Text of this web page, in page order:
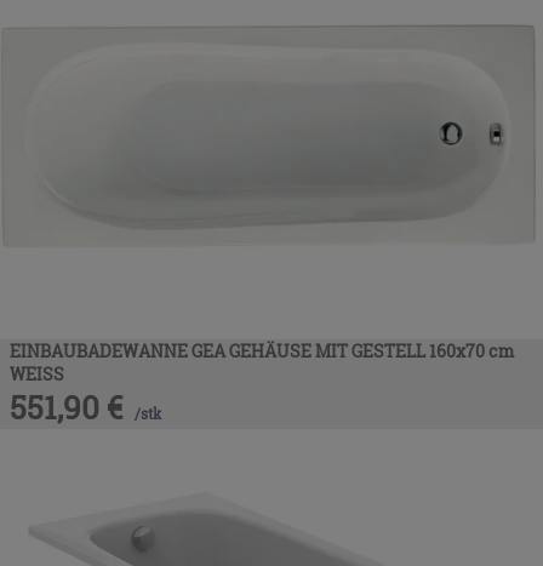
EINBAUBADEWANNE GEA GEHÄUSE MIT GESTELL 160x70 cm
WEISS
551,90 € /stk